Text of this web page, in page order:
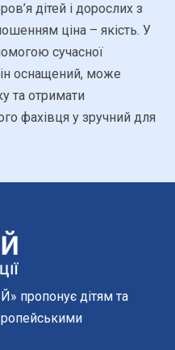
дітей і дорослих з
ціна – якість. У
сучасної
оснащений, може
та отримати
фахівця у зручний для
пропонує дітям та